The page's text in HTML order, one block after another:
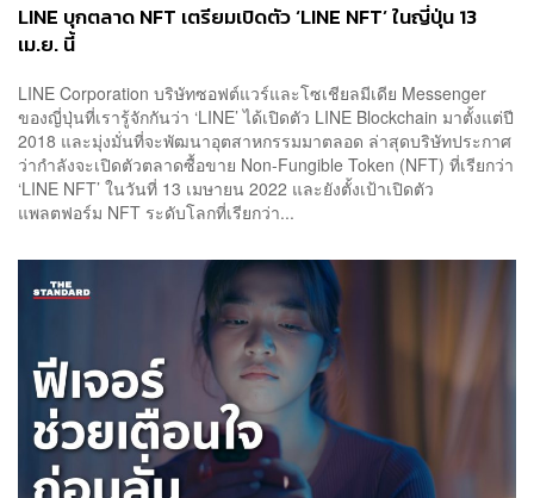
LINE บุกตลาด NFT เตรียมเปิดตัว ‘LINE NFT’ ในญี่ปุ่น 13
เม.ย. นี้
LINE Corporation บริษัทซอฟต์แวร์และโซเชียลมีเดีย Messenger
ของญี่ปุ่นที่เรารู้จักกันว่า ‘LINE’ ได้เปิดตัว LINE Blockchain มาตั้งแต่ปี
2018 และมุ่งมั่นที่จะพัฒนาอุตสาหกรรมมาตลอด ล่าสุดบริษัทประกาศ
ว่ากำลังจะเปิดตัวตลาดซื้อขาย Non-Fungible Token (NFT) ที่เรียกว่า
‘LINE NFT’ ในวันที่ 13 เมษายน 2022 และยังตั้งเป้าเปิดตัว
แพลตฟอร์ม NFT ระดับโลกที่เรียกว่า...